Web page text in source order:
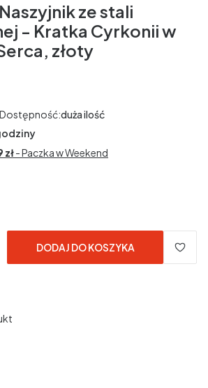
ze stali
- Kratka Cyrkonii w
złoty
1 Recenzje: 0)
Dostępność:duża ilość
zł- Paczka w Weekend
DODAJ DO KOSZYKA